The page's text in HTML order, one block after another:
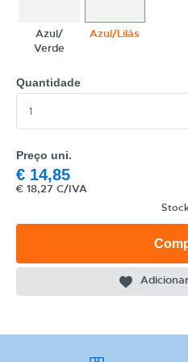
Azul/​
Verde
Azul/​Lilás
Quantidade
Preço uni.
€ 14,85
€ 18,27 C/IVA
EAN
MARCA